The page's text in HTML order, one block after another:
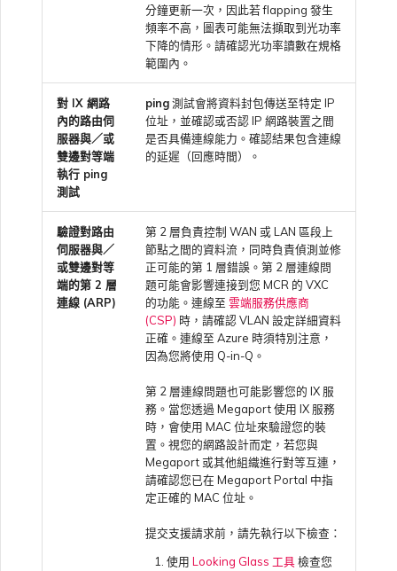
分鐘更新一次，因此若 flapping 發生
頻率不高，圖表可能無法擷取到光功率
下降的情形。請確認光功率讀數在規格
範圍內。
對 IX 網路
內的路由伺
服器與／或
雙邊對等端
執行 ping
測試
ping測試會將資料封包傳送至特定 IP
位址，並確認或否認 IP 網路裝置之間
是否具備連線能力。確認結果包含連線
的延遲（回應時間）。
驗證對路由
伺服器與／
或雙邊對等
端的第 2 層
連線 (ARP)
第 2 層負責控制 WAN 或 LAN 區段上
節點之間的資料流，同時負責偵測並修
正可能的第 1 層錯誤。第 2 層連線問
題可能會影響連接到您 MCR 的 VXC
的功能。連線至 雲端服務供應商
(CSP) 時，請確認 VLAN 設定詳細資料
正確。連線至 Azure 時須特別注意，
因為您將使用 Q-in-Q。
第 2 層連線問題也可能影響您的 IX 服
務。當您透過 Megaport 使用 IX 服務
時，會使用 MAC 位址來驗證您的裝
置。視您的網路設計而定，若您與
Megaport 或其他組織進行對等互連，
請確認您已在 Megaport Portal 中指
定正確的 MAC 位址。
提交支援請求前，請先執行以下檢查：
使用 Looking Glass 工具檢查您